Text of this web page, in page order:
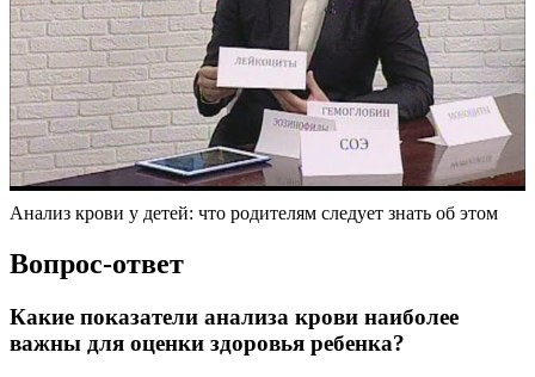
Анализ крови у детей: что родителям следует знать об этом
Вопрос-ответ
Какие показатели анализа крови наиболее
важны для оценки здоровья ребенка?